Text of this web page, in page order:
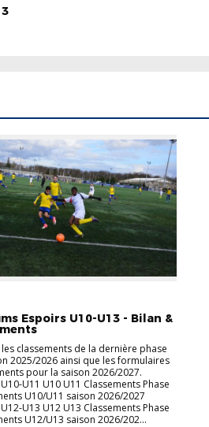
Espoirs U10-U13 - Bilan &
classements de la dernière phase
2025/2026 ainsi que les formulaires
pour la saison 2026/2027.
U11 U10 U11 Classements Phase
U10/U11 saison 2026/2027
U13 U12 U13 Classements Phase
U12/U13 saison 2026/202...